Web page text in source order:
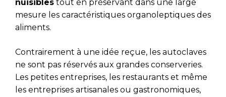
nuisibles tout en préservant dans une large
mesure les caractéristiques organoleptiques des
aliments.
Contrairement à une idée reçue, les autoclaves
ne sont pas réservés aux grandes conserveries.
Les petites entreprises, les restaurants et même
les entreprises artisanales ou gastronomiques,